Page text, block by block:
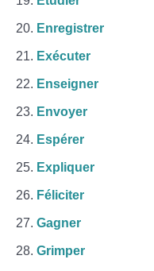
Enregistrer
Exécuter
Enseigner
Envoyer
Espérer
Expliquer
Féliciter
Gagner
Grimper